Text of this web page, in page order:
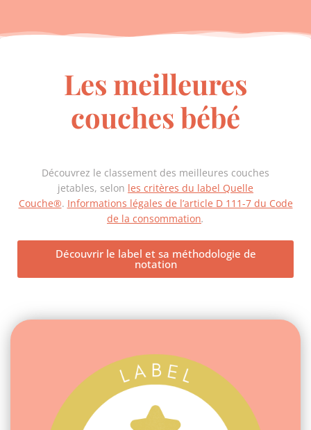
Les meilleures
couches bébé
Découvrez le classement des meilleures couches
jetables, selon les critères du label Quelle
Couche®. Informations légales de l’article D 111-7 du Code
de la consommation.
Découvrir le label et sa méthodologie de
notation